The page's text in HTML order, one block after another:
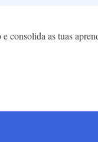
consolida as tuas